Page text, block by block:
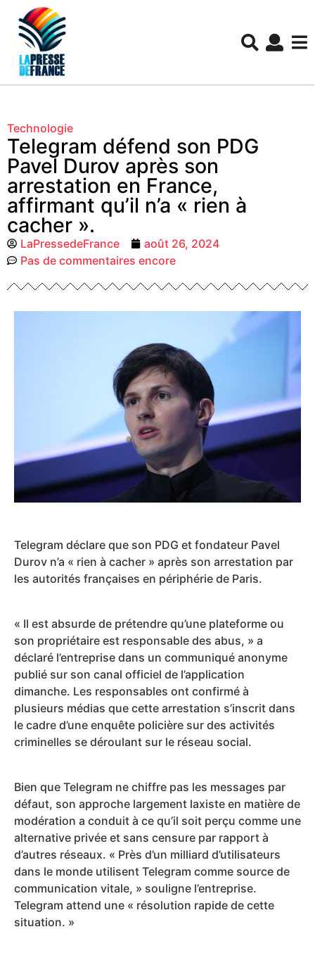
Technologie
Telegram défend son PDG
Pavel Durov après son
arrestation en France,
affirmant qu’il n’a « rien à
cacher ».
LaPressedeFrance
août 26, 2024
Pas de commentaires encore
Telegram déclare que son PDG et fondateur Pavel
Durov n’a « rien à cacher » après son arrestation par
les autorités françaises en périphérie de Paris.
« Il est absurde de prétendre qu’une plateforme ou
son propriétaire est responsable des abus, » a
déclaré l’entreprise dans un communiqué anonyme
publié sur son canal officiel de l’application
dimanche. Les responsables ont confirmé à
plusieurs médias que cette arrestation s’inscrit dans
le cadre d’une enquête policière sur des activités
criminelles se déroulant sur le réseau social.
Bien que Telegram ne chiffre pas les messages par
défaut, son approche largement laxiste en matière de
modération a conduit à ce qu’il soit perçu comme une
alternative privée et sans censure par rapport à
d’autres réseaux. « Près d’un milliard d’utilisateurs
dans le monde utilisent Telegram comme source de
communication vitale, » souligne l’entreprise.
Telegram attend une « résolution rapide de cette
situation. »